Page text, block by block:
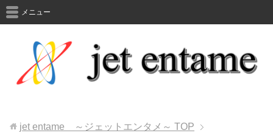
メニュー
jet entame ～ジェットエンタメ～ TOP